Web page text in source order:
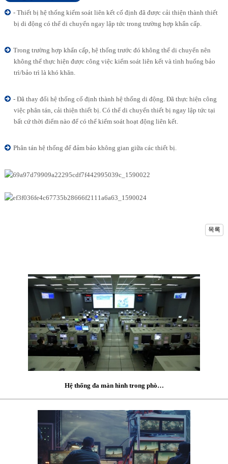
- Thiết bị hệ thống kiểm soát liên kết cố định đã được cải thiện thành thiết
bị di động có thể di chuyển ngay lập tức trong trường hợp khẩn cấp.
Trong trường hợp khẩn cấp, hệ thống trước đó không thể di chuyển nên
không thể thực hiện được công việc kiểm soát liên kết và tình huống bảo
trì/bảo trì là khó khăn.
- Đã thay đổi hệ thống cố định thành hệ thống di động. Đã thực hiện công
việc phân tán, cải thiện thiết bị. Có thể di chuyển thiết bị ngay lập tức tại
bất cứ thời điểm nào để có thể kiểm soát hoạt động liên kết.
Phân tán hệ thống để đảm bảo không gian giữa các thiết bị.
목록
Hệ thống đa màn hình trong phò…